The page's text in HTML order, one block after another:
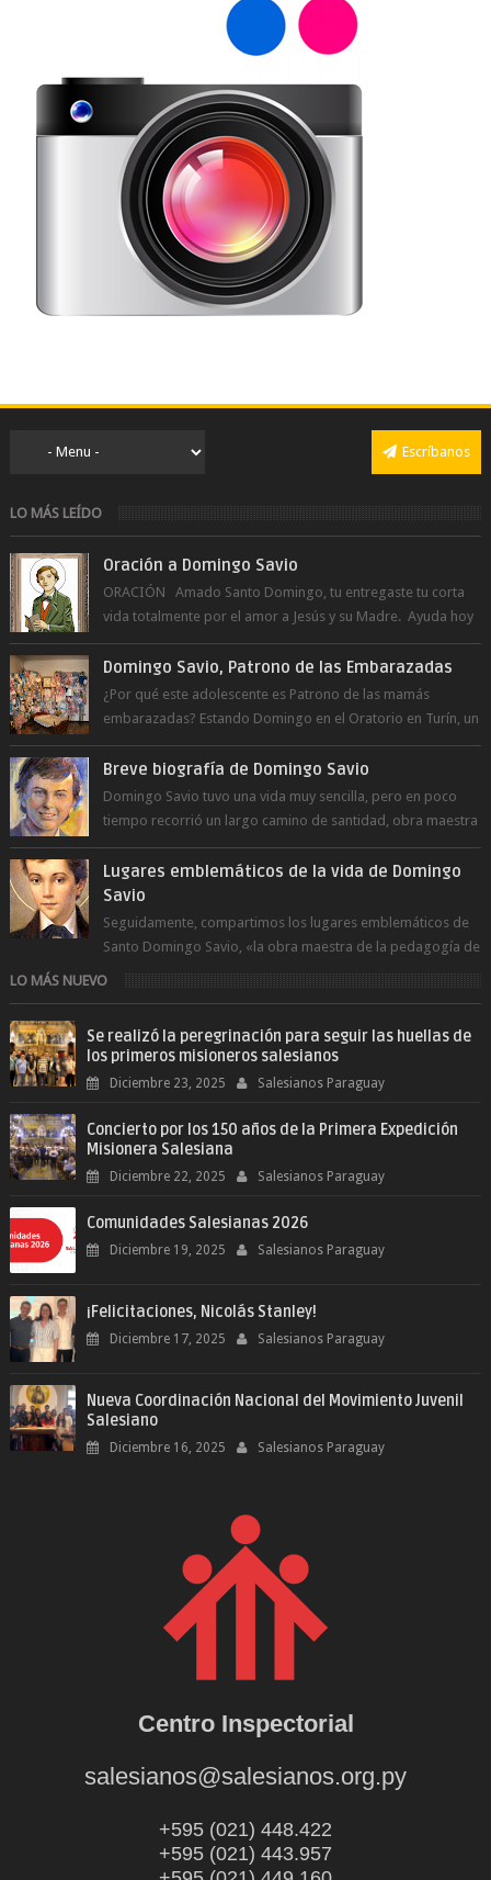
Escríbanos
LO MÁS LEÍDO
Oración a Domingo Savio
ORACIÓN Amado Santo Domingo, tu entregaste tu corta
vida totalmente por el amor a Jesús y su Madre. Ayuda hoy
a la juventud para ...
Domingo Savio, Patrono de las Embarazadas
¿Por qué este adolescente es Patrono de las mamás
embarazadas? Estando Domingo en el Oratorio en Turín, un
día le pide a Don Bosco...
Breve biografía de Domingo Savio
Domingo Savio tuvo una vida muy sencilla, pero en poco
tiempo recorrió un largo camino de santidad, obra maestra
del Espíritu Santo y fr...
Lugares emblemáticos de la vida de Domingo
Savio
Seguidamente, compartimos los lugares emblemáticos de
Santo Domingo Savio, «la obra maestra de la pedagogía de
Don Bosco». San Giovann...
LO MÁS NUEVO
Se realizó la peregrinación para seguir las huellas de
los primeros misioneros salesianos
Diciembre 23, 2025 Salesianos Paraguay
Concierto por los 150 años de la Primera Expedición
Misionera Salesiana
Diciembre 22, 2025 Salesianos Paraguay
Comunidades Salesianas 2026
Diciembre 19, 2025 Salesianos Paraguay
¡Felicitaciones, Nicolás Stanley!
Diciembre 17, 2025 Salesianos Paraguay
Nueva Coordinación Nacional del Movimiento Juvenil
Salesiano
Diciembre 16, 2025 Salesianos Paraguay
Centro Inspectorial
salesianos@salesianos.org.py
+595 (021) 448.422
+595 (021) 443.957